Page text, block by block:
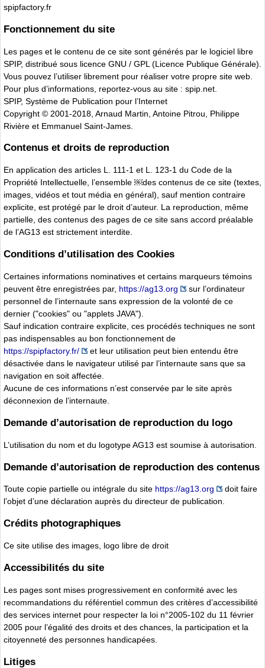
spipfactory.fr
Fonctionnement du site
Les pages et le contenu de ce site sont générés par le logiciel libre
SPIP, distribué sous licence GNU / GPL (Licence Publique Générale).
Vous pouvez l’utiliser librement pour réaliser votre propre site web.
Pour plus d’informations, reportez-vous au site : spip.net.
SPIP, Système de Publication pour l’Internet
Copyright © 2001-2018, Arnaud Martin, Antoine Pitrou, Philippe
Rivière et Emmanuel Saint-James.
Contenus et droits de reproduction
En application des articles L. 111-1 et L. 123-1 du Code de la
Propriété Intellectuelle, l’ensemble ￼des contenus de ce site (textes,
images, vidéos et tout média en général), sauf mention contraire
explicite, est protégé par le droit d’auteur. La reproduction, même
partielle, des contenus des pages de ce site sans accord préalable
de l’AG13 est strictement interdite.
Conditions d’utilisation des Cookies
Certaines informations nominatives et certains marqueurs témoins
peuvent être enregistrées par, https://ag13.org
sur l’ordinateur
personnel de l’internaute sans expression de la volonté de ce
dernier ("cookies" ou "applets JAVA").
Sauf indication contraire explicite, ces procédés techniques ne sont
pas indispensables au bon fonctionnement de
https://spipfactory.fr/
et leur utilisation peut bien entendu être
désactivée dans le navigateur utilisé par l’internaute sans que sa
navigation en soit affectée.
Aucune de ces informations n’est conservée par le site après
déconnexion de l’internaute.
Demande d’autorisation de reproduction du logo
L’utilisation du nom et du logotype AG13 est soumise à autorisation.
Demande d’autorisation de reproduction des contenus
Toute copie partielle ou intégrale du site https://ag13.org
doit faire
l’objet d’une déclaration auprès du directeur de publication.
Crédits photographiques
Ce site utilise des images, logo libre de droit
Accessibilités du site
Les pages sont mises progressivement en conformité avec les
recommandations du référentiel commun des critères d’accessibilité
des services internet pour respecter la loi n°2005-102 du 11 février
2005 pour l’égalité des droits et des chances, la participation et la
citoyenneté des personnes handicapées.
Litiges